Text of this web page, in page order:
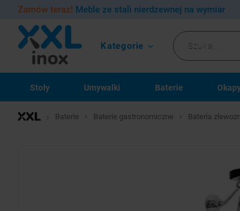
Zamów teraz! Meble ze stali nierdzewnej na wymiar
Kategorie
Stoły Umywalki Baterie
Baterie Baterie gastronomiczne Bateria